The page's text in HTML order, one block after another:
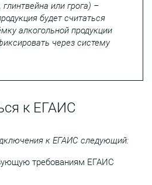
или грога) –
будет считаться
алкогольной продукции
через систему
к ЕГАИС
к ЕГАИС следующий:
требованиям ЕГАИС